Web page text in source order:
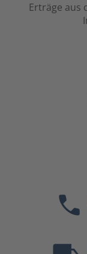
Erträge aus